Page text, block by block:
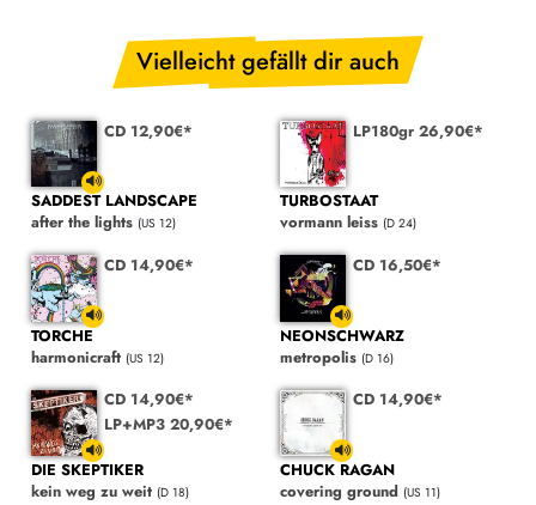
Vielleicht gefällt dir auch
CD 12,90€*
SADDEST LANDSCAPE
after the lights (US 12)
LP180gr 26,90€*
TURBOSTAAT
vormann leiss (D 24)
CD 14,90€*
TORCHE
harmonicraft (US 12)
CD 16,50€*
NEONSCHWARZ
metropolis (D 16)
CD 14,90€*
LP+MP3 20,90€*
DIE SKEPTIKER
kein weg zu weit (D 18)
CD 14,90€*
CHUCK RAGAN
covering ground (US 11)